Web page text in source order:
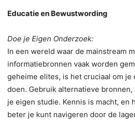
Educatie en Bewustwording
Doe je Eigen Onderzoek:
In een wereld waar de mainstream
informatiebronnen vaak worden
geheime elites, is het cruciaal om je
doen. Gebruik alternatieve
je eigen studie. Kennis is macht, en
beter je kunt navigeren door de